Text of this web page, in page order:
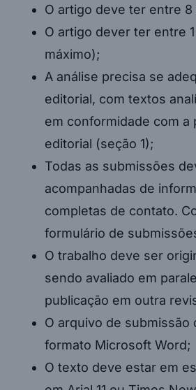
O artigo deve ter entre 8
O artigo dever ter entre
máximo);
A análise precisa se
editorial, com textos
em conformidade com a
editorial (seção 1);
Todas as submissões
acompanhadas de
completas de contato.
formulário de
O trabalho deve ser
sendo avaliado em
publicação em outra
O arquivo de submissão
formato Microsoft Word;
O texto deve estar em